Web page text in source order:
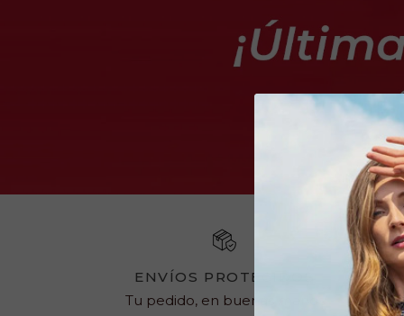
ENVÍOS PROTEGIDOS
Tu pedido, en buenas manos